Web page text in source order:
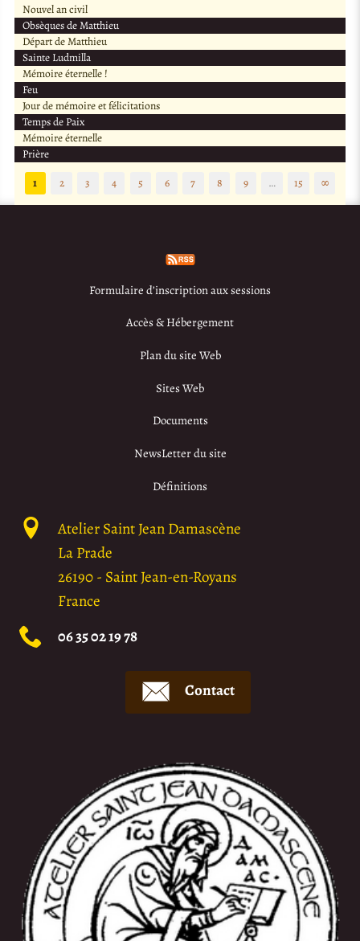
Nouvel an civil
Obsèques de Matthieu
Départ de Matthieu
Sainte Ludmilla
Mémoire éternelle !
Feu
Jour de mémoire et félicitations
Temps de Paix
Mémoire éternelle
Prière
1
2 3 4 5 6 7 8 9 … 15 ∞
Formulaire d’inscription aux sessions
Accès & Hébergement
Plan du site Web
Sites Web
Documents
NewsLetter du site
Définitions
Atelier Saint Jean Damascène
La Prade
26190- Saint Jean-en-Royans
France
06 35 02 19 78
Contact